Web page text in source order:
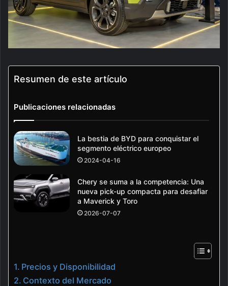
Resumen de este artículo
Publicaciones relacionadas
La bestia de BYD para conquistar el
segmento eléctrico europeo
2024-04-16
Chery se suma a la competencia: Una
nueva pick-up compacta para desafiar
a Maverick y Toro
2026-07-07
Precios y Disponibilidad
Contexto del Mercado